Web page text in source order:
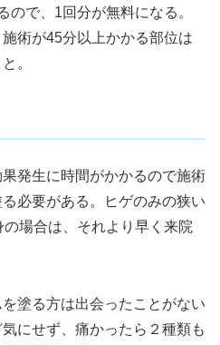
ので、1回分が無料になる。
術が45分以上かかる部位は
。
発生に時間がかかるので施術
必要がある。ヒゲのみの狭い
場合は、それより早く来院
塗る方は出会ったことがない
にせず、痛かったら２種類も